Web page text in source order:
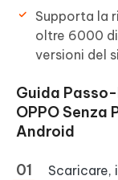
Supporta la
oltre 6000
versioni del
Guida
OPPO Senza
Android
Scaricare,